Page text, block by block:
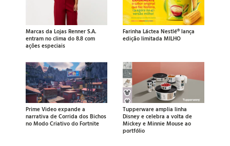
Marcas da Lojas Renner S.A.
entram no clima do 8.8 com
ações especiais
Farinha Láctea Nestlé® lança
edição limitada MILHO
Prime Video expande a
narrativa de Corrida dos Bichos
no Modo Criativo do Fortnite
Tupperware amplia linha
Disney e celebra a volta de
Mickey e Minnie Mouse ao
portfólio